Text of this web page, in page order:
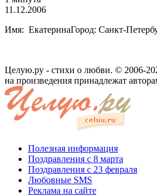
11.12.2006
Имя: ЕкатеринаГород: Санкт-
Целую.ру - стихи о любви. © 2006-
на произведения принадлежат
Полезная информация
Поздравления с 8 марта
Поздравления с 23 февраля
Любовные SMS
Реклама на сайте